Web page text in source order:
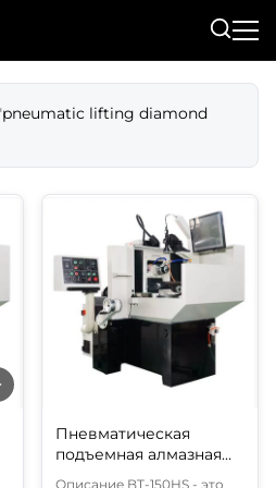
pneumatic lifting diamond
Пневматическая
подъемная алмазная
шлифовальная машина
Описание BT-150HS - это